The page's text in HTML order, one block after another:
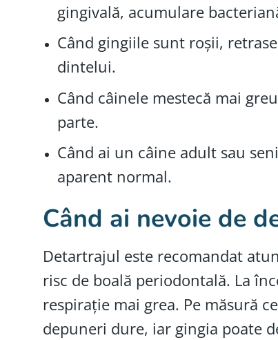
gingivală, acumulare
Când gingiile sunt roșii,
dintelui.
Când câinele mestecă mai
parte.
Când ai un câine adult sau
aparent normal.
Când ai nevoie de
Detartrajul este recomandat
risc de boală periodontală. La
respirație mai grea. Pe măsură
depuneri dure, iar gingia poate